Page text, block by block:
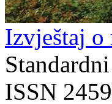
Izvještaj o
ISSN